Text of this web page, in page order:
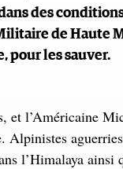
des
de Haute
pour les sauver.
et l’Américaine
Alpinistes
l’Himalaya